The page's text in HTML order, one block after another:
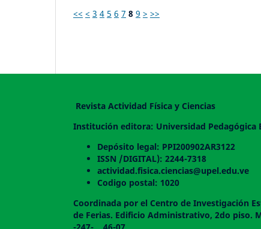
<< < 3 4 5 6 7 8 9 > >>
Revista Actividad Física y Ciencias
Institución editora: Universidad Pedagógica
Depósito legal: PPI200902AR3122
ISSN /DIGITAL): 2244-7318
actividad.fisica.ciencias@upel.edu.ve
Codigo postal: 1020
Coordinada por el Centro de Investigación
de Ferias. Edificio Administrativo,